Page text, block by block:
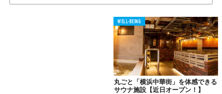
WELL-BEING
丸ごと「横浜中華街」を体感できる
サウナ施設【近日オープン！】